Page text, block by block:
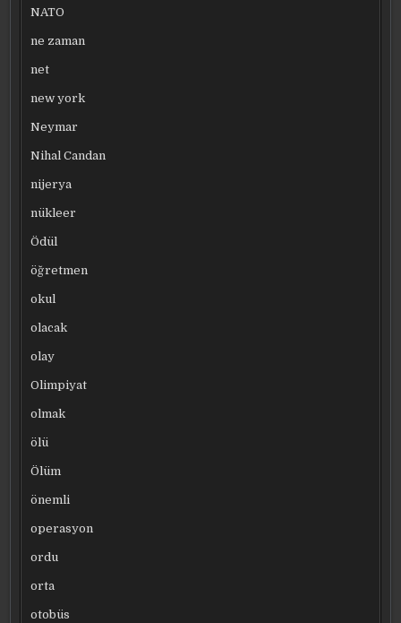
NATO
ne zaman
net
new york
Neymar
Nihal Candan
nijerya
nükleer
Ödül
öğretmen
okul
olacak
olay
Olimpiyat
olmak
ölü
Ölüm
önemli
operasyon
ordu
orta
otobüs